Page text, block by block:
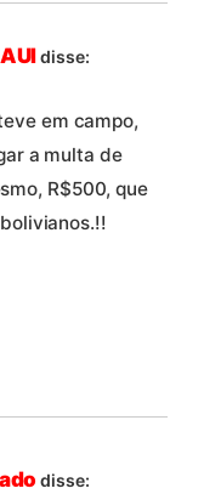
disse:
em campo,
a multa de
R$500, que
disse: